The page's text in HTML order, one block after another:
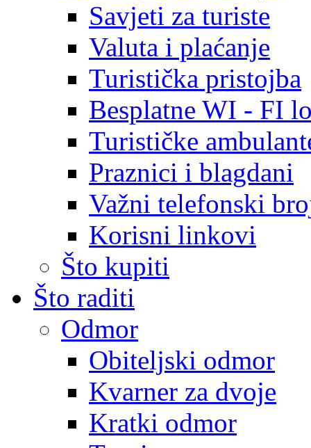
Savjeti za turiste
Valuta i plaćanje
Turistička pristojba
Besplatne WI - FI
Turističke
Praznici i blagdani
Važni telefonski
Korisni linkovi
Što kupiti
Što raditi
Odmor
Obiteljski odmor
Kvarner za dvoje
Kratki odmor